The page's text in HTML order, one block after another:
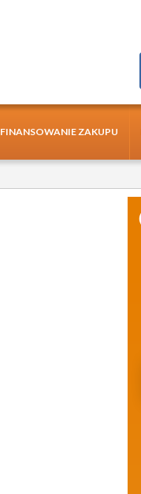
FINANSOWANIE ZAKUPU